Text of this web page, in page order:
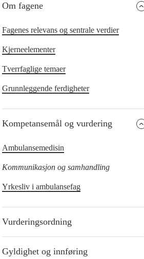
Om fagene
Fagenes relevans og sentrale verdier
Kjerneelementer
Tverrfaglige temaer
Grunnleggende ferdigheter
Kompetansemål og vurdering
Ambulansemedisin
Kommunikasjon og samhandling
Yrkesliv i ambulansefag
Vurderingsordning
Gyldighet og innføring